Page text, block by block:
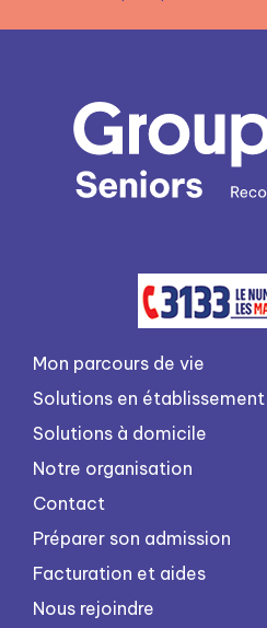
Mon parcours de vie
Solutions en établissement
Solutions à domicile
Notre organisation
Contact
Préparer son admission
Facturation et aides
Nous rejoindre